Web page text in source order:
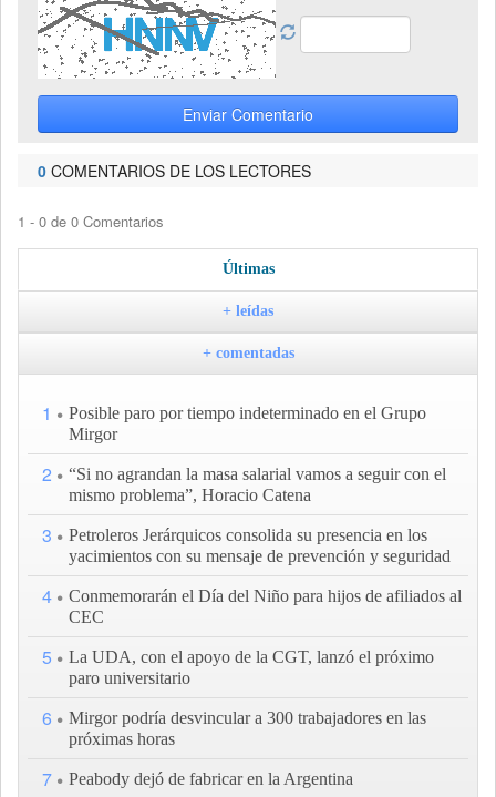
Enviar Comentario
0 COMENTARIOS DE LOS LECTORES
1 - 0 de 0 Comentarios
Últimas
+ leídas
+ comentadas
1
Posible paro por tiempo indeterminado en el Grupo
Mirgor
2
“Si no agrandan la masa salarial vamos a seguir con el
mismo problema”, Horacio Catena
3
Petroleros Jerárquicos consolida su presencia en los
yacimientos con su mensaje de prevención y seguridad
4
Conmemorarán el Día del Niño para hijos de afiliados al
CEC
5
La UDA, con el apoyo de la CGT, lanzó el próximo
paro universitario
6
Mirgor podría desvincular a 300 trabajadores en las
próximas horas
7 Peabody dejó de fabricar en la Argentina